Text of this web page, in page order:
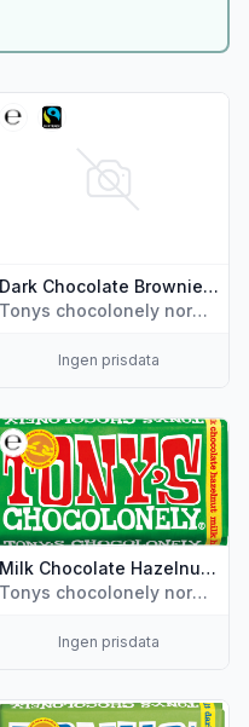
Choklad Strawberry
Dark Chocolate Brownie 180g Tony's
Tonys chocolonely norway
Ingen prisdata
Vis flere detaljer for
Chocolate 50g Tony's"
Milk Chocolate Hazelnut 180g Tony's
Tonys chocolonely norway
Ingen prisdata
flere detaljer for
Chocolate Karamell
flere detaljer for